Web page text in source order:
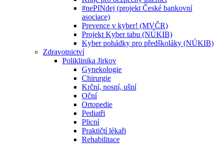
#nePINdej (projekt České bankovní
asociace)
Prevence v kyber! (MVČR)
Projekt Kyber tabu (NÚKIB)
Kyber pohádky pro předškoláky (NÚKIB)
Zdravotnictví
Poliklinika Jirkov
Gynekologie
Chirurgie
Krční, nosní, ušní
Oční
Ortopedie
Pediatři
Plicní
Praktičtí lékaři
Rehabilitace